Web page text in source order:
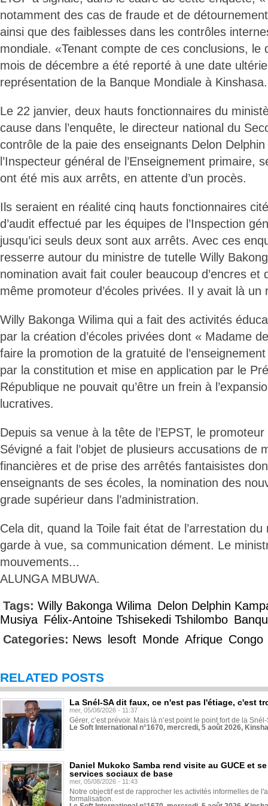
notamment des cas de fraude et de
ainsi que des faiblesses dans les contrôles
mondiale. «Tenant compte de ces conclusions, le
mois de décembre a été reporté à une date
représentation de la Banque Mondiale à Kinshasa.
Le 22 janvier, deux hauts fonctionnaires du
cause dans l’enquête, le directeur national du
contrôle de la paie des enseignants Delon
l’Inspecteur général de l’Enseignement primaire,
ont été mis aux arrêts, en attente d’un procès.
Ils seraient en réalité cinq hauts fonctionnaires
d’audit effectué par les équipes de l’Inspection
jusqu’ici seuls deux sont aux arrêts. Avec ces
resserre autour du ministre de tutelle Willy
nomination avait fait couler beaucoup d’encres et
même promoteur d’écoles privées. Il y avait là un
Willy Bakonga Wilima qui a fait des activités
par la création d’écoles privées dont « Madame
faire la promotion de la gratuité de
par la constitution et mise en application par le
République ne pouvait qu’être un frein à
lucratives.
Depuis sa venue à la tête de l’EPST, le
Sévigné a fait l’objet de plusieurs accusations de
financières et de prise des arrêtés fantaisistes
enseignants de ses écoles, la nomination des
grade supérieur dans l’administration.
Cela dit, quand la Toile fait état de l’arrestation du
garde à vue, sa communication dément. Le
mouvements...
ALUNGA MBUWA.
Tags: Willy Bakonga Wilima Delon Delphin
Musiya Félix-Antoine Tshisekedi Tshilombo
Categories: News lesoft Monde Afrique Congo
RELATED POSTS
La Snél-SA dit faux, ce n'est pas l'étiage, c'est
mer, 05/08/2026 - 11:37
Gérer, c’est prévoir. Mais là n’est point le point fort de la
Le Soft International n°1670, mercredi, 5 août 2026,
Daniel Mukoko Samba rend visite au GUCE et
services sociaux de base
mer, 05/08/2026 - 11:43
Notre objectif est de rapprocher les activités informelles de
formalisation.